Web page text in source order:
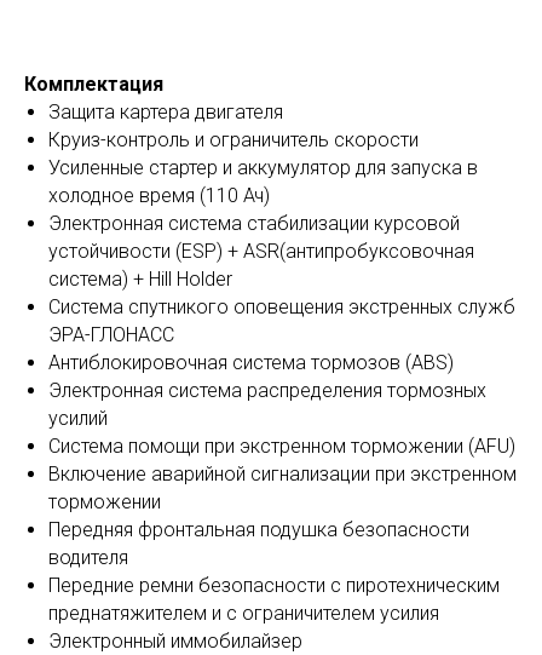
Комплектация
Защита картера двигателя
Круиз-контроль и ограничитель скорости
Усиленные стартер и аккумулятор для запуска в
холодное время (110 Ач)
Электронная система стабилизации курсовой
устойчивости (ESP) + ASR(антипробуксовочная
система) + Hill Holder
Система спутникого оповещения экстренных служб
ЭРА-ГЛОНАСС
Антиблокировочная система тормозов (ABS)
Электронная система распределения тормозных
усилий
Система помощи при экстренном торможении (AFU)
Включение аварийной сигнализации при экстренном
торможении
Передняя фронтальная подушка безопасности
водителя
Передние ремни безопасности с пиротехническим
преднатяжителем и с ограничителем усилия
Электронный иммобилайзер